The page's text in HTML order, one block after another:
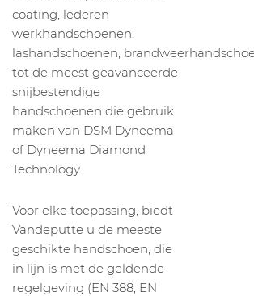
coating, lederen
werkhandschoenen,
lashandschoenen,
tot de meest geavanceerde
snijbestendige
handschoenen die gebruik
maken van DSM Dyneema
of Dyneema Diamond
Technology
Voor elke toepassing, biedt
Vandeputte u de meeste
geschikte handschoen, die
in lijn is met de geldende
regelgeving (EN 388, EN